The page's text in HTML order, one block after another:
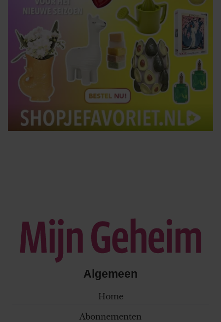
Algemeen
Home
Abonnementen